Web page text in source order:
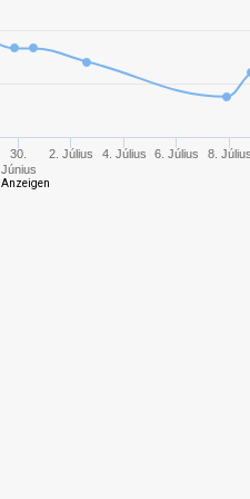
1120
1929,47 923
30.
Június
2. Július 4. Július 6. Július 8. Július
Anzeigen